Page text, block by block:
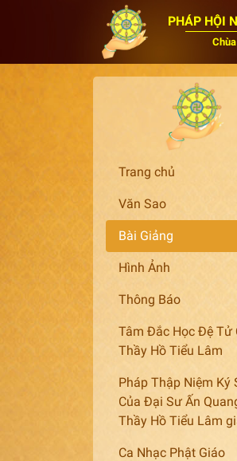
PHÁP HỘI
Trang chủ
Văn Sao
Bài Giảng
Hình Ảnh
Thông Báo
Tâm Đắc Học Đệ Tử
Thầy Hồ Tiểu Lâm
Pháp Thập Niệm Ký
Của Đại Sư Ấn
Thầy Hồ Tiểu Lâm
Ca Nhạc Phật Giáo